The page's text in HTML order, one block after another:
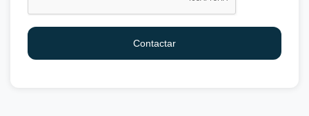
Contactar